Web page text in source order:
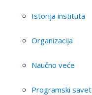
Istorija instituta
Organizacija
Naučno veće
Programski savet